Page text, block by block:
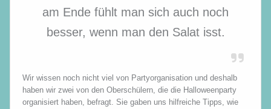
am Ende fühlt man sich auch noch
besser, wenn man den Salat isst.
Wir wissen noch nicht viel von Partyorganisation und deshalb
haben wir zwei von den Oberschülern, die die Halloweenparty
organisiert haben, befragt. Sie gaben uns hilfreiche Tipps, wie